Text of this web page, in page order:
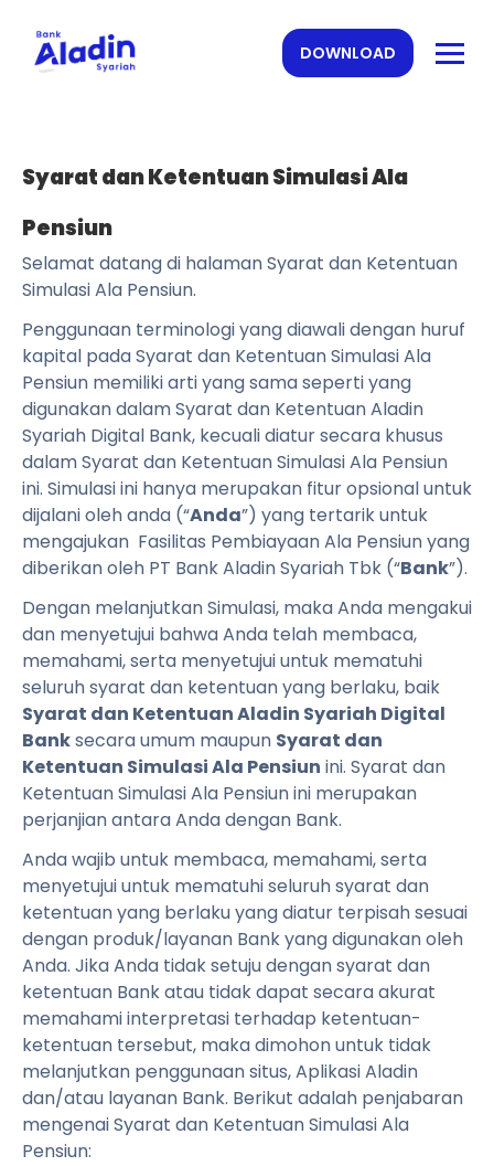
DOWNLOAD
Syarat dan Ketentuan Simulasi Ala
Pensiun
Selamat datang di halaman Syarat dan Ketentuan
Simulasi Ala Pensiun.
Penggunaan terminologi yang diawali dengan huruf
kapital pada Syarat dan Ketentuan Simulasi Ala
Pensiun memiliki arti yang sama seperti yang
digunakan dalam Syarat dan Ketentuan Aladin
Syariah Digital Bank, kecuali diatur secara khusus
dalam Syarat dan Ketentuan Simulasi Ala Pensiun
ini. Simulasi ini hanya merupakan fitur opsional untuk
dijalani oleh anda (“Anda”) yang tertarik untuk
mengajukan Fasilitas Pembiayaan Ala Pensiun yang
diberikan oleh PT Bank Aladin Syariah Tbk (“Bank”).
Dengan melanjutkan Simulasi, maka Anda mengakui
dan menyetujui bahwa Anda telah membaca,
memahami, serta menyetujui untuk mematuhi
seluruh syarat dan ketentuan yang berlaku, baik
Syarat dan Ketentuan Aladin Syariah Digital
Banksecara umum maupun Syarat dan
Ketentuan Simulasi Ala Pensiun ini. Syarat dan
Ketentuan Simulasi Ala Pensiun ini merupakan
perjanjian antara Anda dengan Bank.
Anda wajib untuk membaca, memahami, serta
menyetujui untuk mematuhi seluruh syarat dan
ketentuan yang berlaku yang diatur terpisah sesuai
dengan produk/layanan Bank yang digunakan oleh
Anda. Jika Anda tidak setuju dengan syarat dan
ketentuan Bank atau tidak dapat secara akurat
memahami interpretasi terhadap ketentuan-
ketentuan tersebut, maka dimohon untuk tidak
melanjutkan penggunaan situs, Aplikasi Aladin
dan/atau layanan Bank. Berikut adalah penjabaran
mengenai Syarat dan Ketentuan Simulasi Ala
Pensiun: